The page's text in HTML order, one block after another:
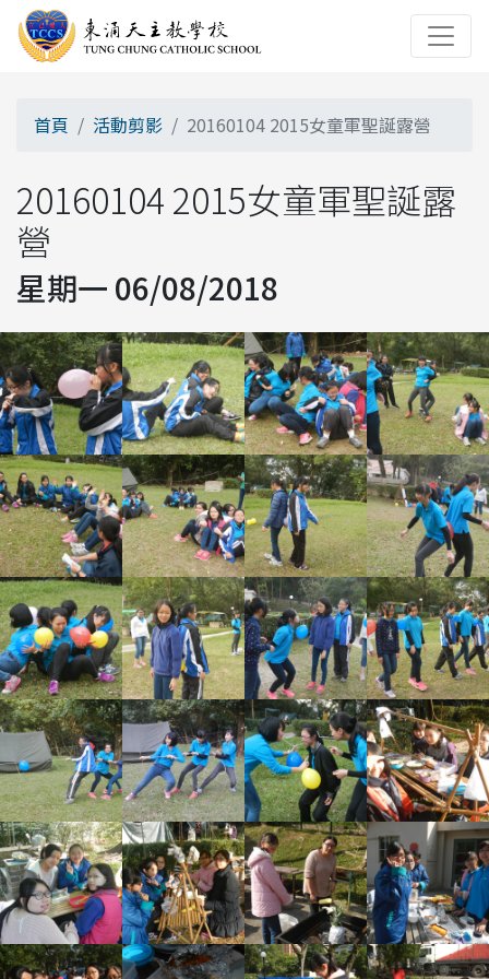
首頁 活動剪影 20160104 2015女童軍聖誕露營
20160104 2015女童軍聖誕露
營
星期一 06/08/2018